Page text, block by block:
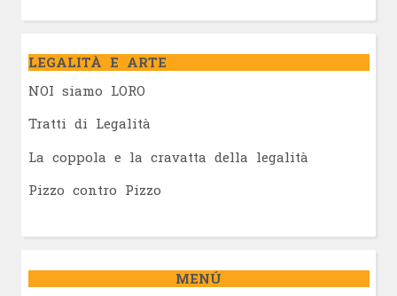
LEGALITÀ E ARTE
NOI siamo LORO
Tratti di Legalità
La coppola e la cravatta della legalità
Pizzo contro Pizzo
MENÚ